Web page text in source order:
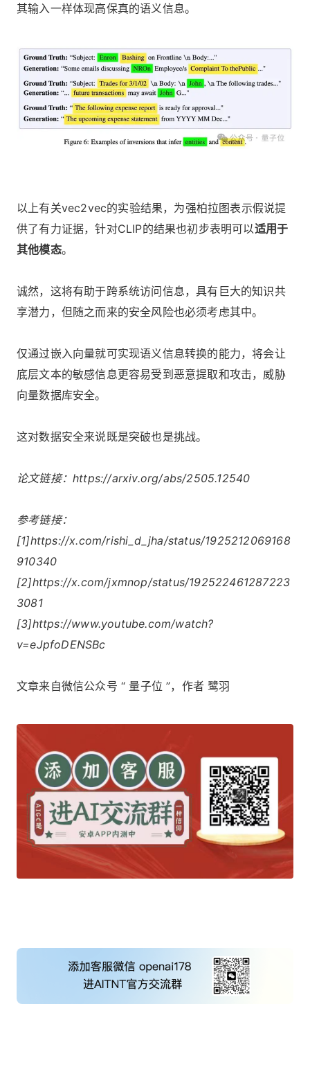
其输入一样体现高保真的语义信息。
以上有关vec2vec的实验结果，为强柏拉图表示假说提
供了有力证据，针对CLIP的结果也初步表明可以适用于
其他模态。
诚然，这将有助于跨系统访问信息，具有巨大的知识共
享潜力，但随之而来的安全风险也必须考虑其中。
仅通过嵌入向量就可实现语义信息转换的能力，将会让
底层文本的敏感信息更容易受到恶意提取和攻击，威胁
向量数据库安全。
这对数据安全来说既是突破也是挑战。
论文链接：https://arxiv.org/abs/2505.12540
参考链接：
[1]https://x.com/rishi_d_jha/status/1925212069168
910340
[2]https://x.com/jxmnop/status/192522461287223
3081
[3]https://www.youtube.com/watch?
v=eJpfoDENSBc
文章来自微信公众号 “ 量子位 ”，作者 鹭羽